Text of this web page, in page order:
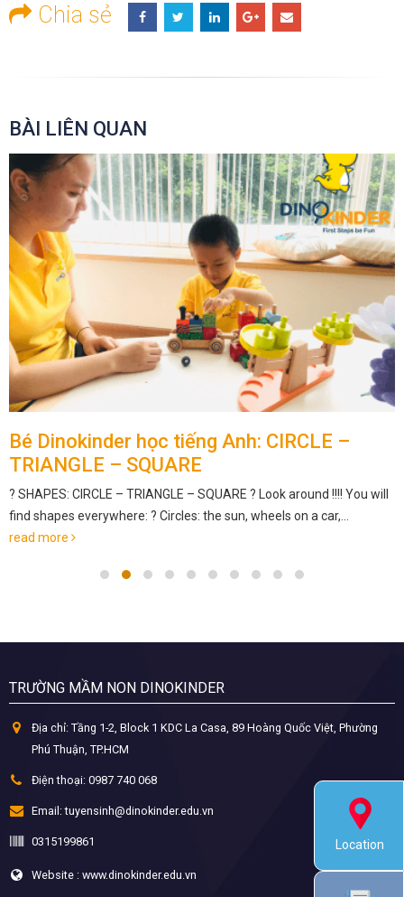
Chia sẻ
BÀI LIÊN QUAN
Bé Dinokinder học tiếng Anh: CIRCLE –
TRIANGLE – SQUARE
? SHAPES: CIRCLE – TRIANGLE – SQUARE ? Look around !!!! You will
find shapes everywhere: ? Circles: the sun, wheels on a car,...
read more
TRƯỜNG MẦM NON DINOKINDER
Địa chỉ: Tầng 1-2, Block 1 KDC La Casa, 89 Hoàng Quốc Việt, Phường
Phú Thuận, TP.HCM
Điện thoại: 0987 740 068
Email: tuyensinh@dinokinder.edu.vn
0315199861
Website : www.dinokinder.edu.vn
Location